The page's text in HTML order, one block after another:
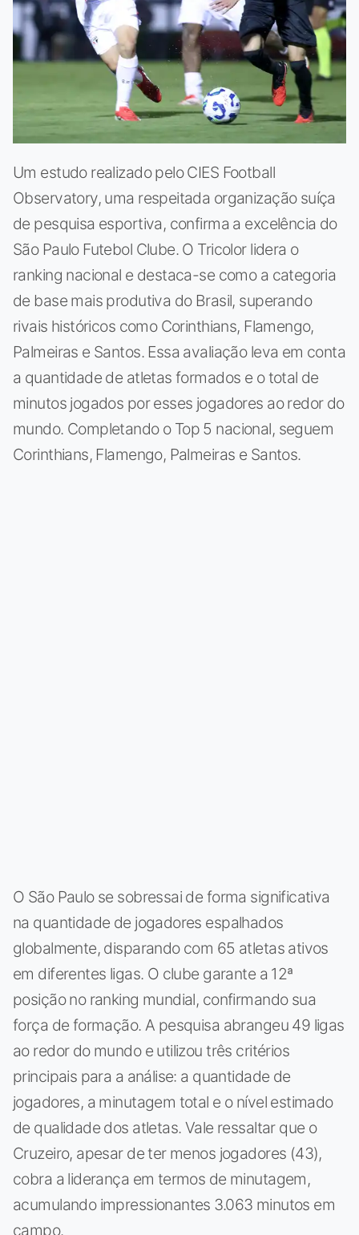
Um estudo realizado pelo CIES Football
Observatory, uma respeitada organização suíça
de pesquisa esportiva, confirma a excelência do
São Paulo Futebol Clube. O Tricolor lidera o
ranking nacional e destaca-se como a categoria
de base mais produtiva do Brasil, superando
rivais históricos como Corinthians, Flamengo,
Palmeiras e Santos. Essa avaliação leva em conta
a quantidade de atletas formados e o total de
minutos jogados por esses jogadores ao redor do
mundo. Completando o Top 5 nacional, seguem
Corinthians, Flamengo, Palmeiras e Santos.
O São Paulo se sobressai de forma significativa
na quantidade de jogadores espalhados
globalmente, disparando com 65 atletas ativos
em diferentes ligas. O clube garante a 12ª
posição no ranking mundial, confirmando sua
força de formação. A pesquisa abrangeu 49 ligas
ao redor do mundo e utilizou três critérios
principais para a análise: a quantidade de
jogadores, a minutagem total e o nível estimado
de qualidade dos atletas. Vale ressaltar que o
Cruzeiro, apesar de ter menos jogadores (43),
cobra a liderança em termos de minutagem,
acumulando impressionantes 3.063 minutos em
campo.